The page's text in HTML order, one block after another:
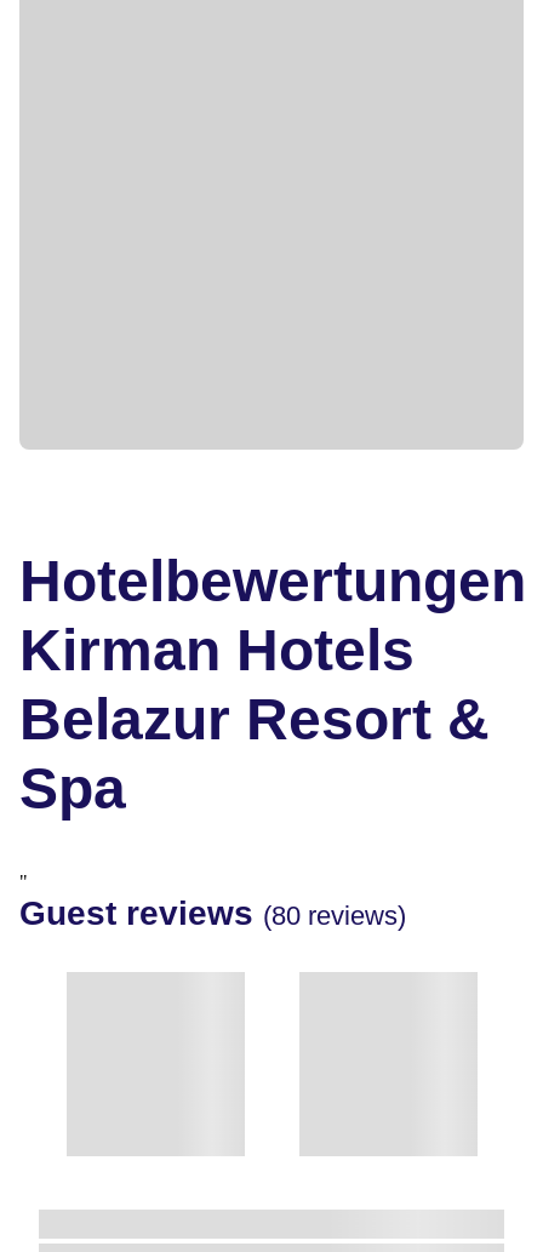
Hotelbewertungen
Kirman Hotels
Belazur Resort &
Spa
"
Guest reviews (80 reviews)